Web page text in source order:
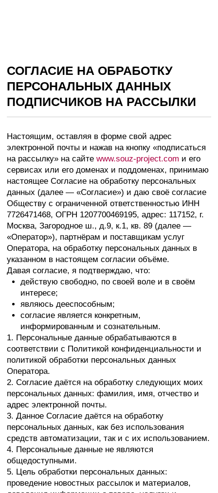
ПОДПИСЧИКОВ НА РАССЫЛКИ
Настоящим, оставляя в форме свой адрес
электронной почты и нажав на кнопку «подписаться
данных (далее — «Согласие») и даю своё согласие
Обществу с ограниченной ответственностью ИНН
7726471468, ОГРН 1207700469195, адрес: 117152, г.
Москва, Загородное ш., д.9, к.1, кв. 89 (далее —
«Оператор»), партнёрам и поставщикам услуг
Оператора, на обработку персональных данных в
указанном в настоящем согласии объёме.
Давая согласие, я подтверждаю, что:
действую свободно, по своей воле и в своём
интересе;
являюсь дееспособным;
согласие является конкретным,
информированным и сознательным.
1. Персональные данные обрабатываются в
соответствии с Политикой конфиденциальности и
политикой обработки персональных данных
Оператора.
2. Согласие даётся на обработку следующих моих
персональных данных: фамилия, имя, отчество и
3. Данное Согласие даётся на обработку
персональных данных, как без использования
средств автоматизации, так и с их использованием.
общедоступными.
5. Цель обработки персональных данных:
проведение новостных рассылок и материалов,
доведения информации о товаре, услугах и
мероприятиях Оператора.
6. В ходе обработки с персональными данными
будут совершены следующие действия: сбор,
запись, систематизация, накопление, хранение,
уточнение (обновление, изменение), электронное
копирование, извлечение, использование,
обезличивание, блокирование, удаление и
уничтожение.
7. Персональные данные обрабатываются до
момента, пока пользователь не отпишется от email-
рассылки, посредством перехода по специальной
ссылке, указываемой в каждом письме email-
рассылки. Также обработка персональных данных
может быть прекращена по запросу субъектом
персональных данных.
8. Согласие может быть отозвано субъектом
персональных данных или его представителем